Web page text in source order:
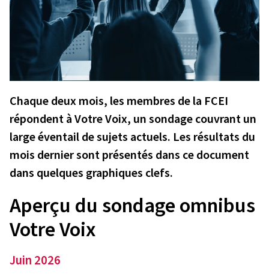
Chaque deux mois, les membres de la FCEI
répondent à Votre Voix, un sondage couvrant un
large éventail de sujets actuels. Les résultats du
mois dernier sont présentés dans ce document
dans quelques graphiques clefs.
Aperçu du sondage omnibus
Votre Voix
Juin 2026